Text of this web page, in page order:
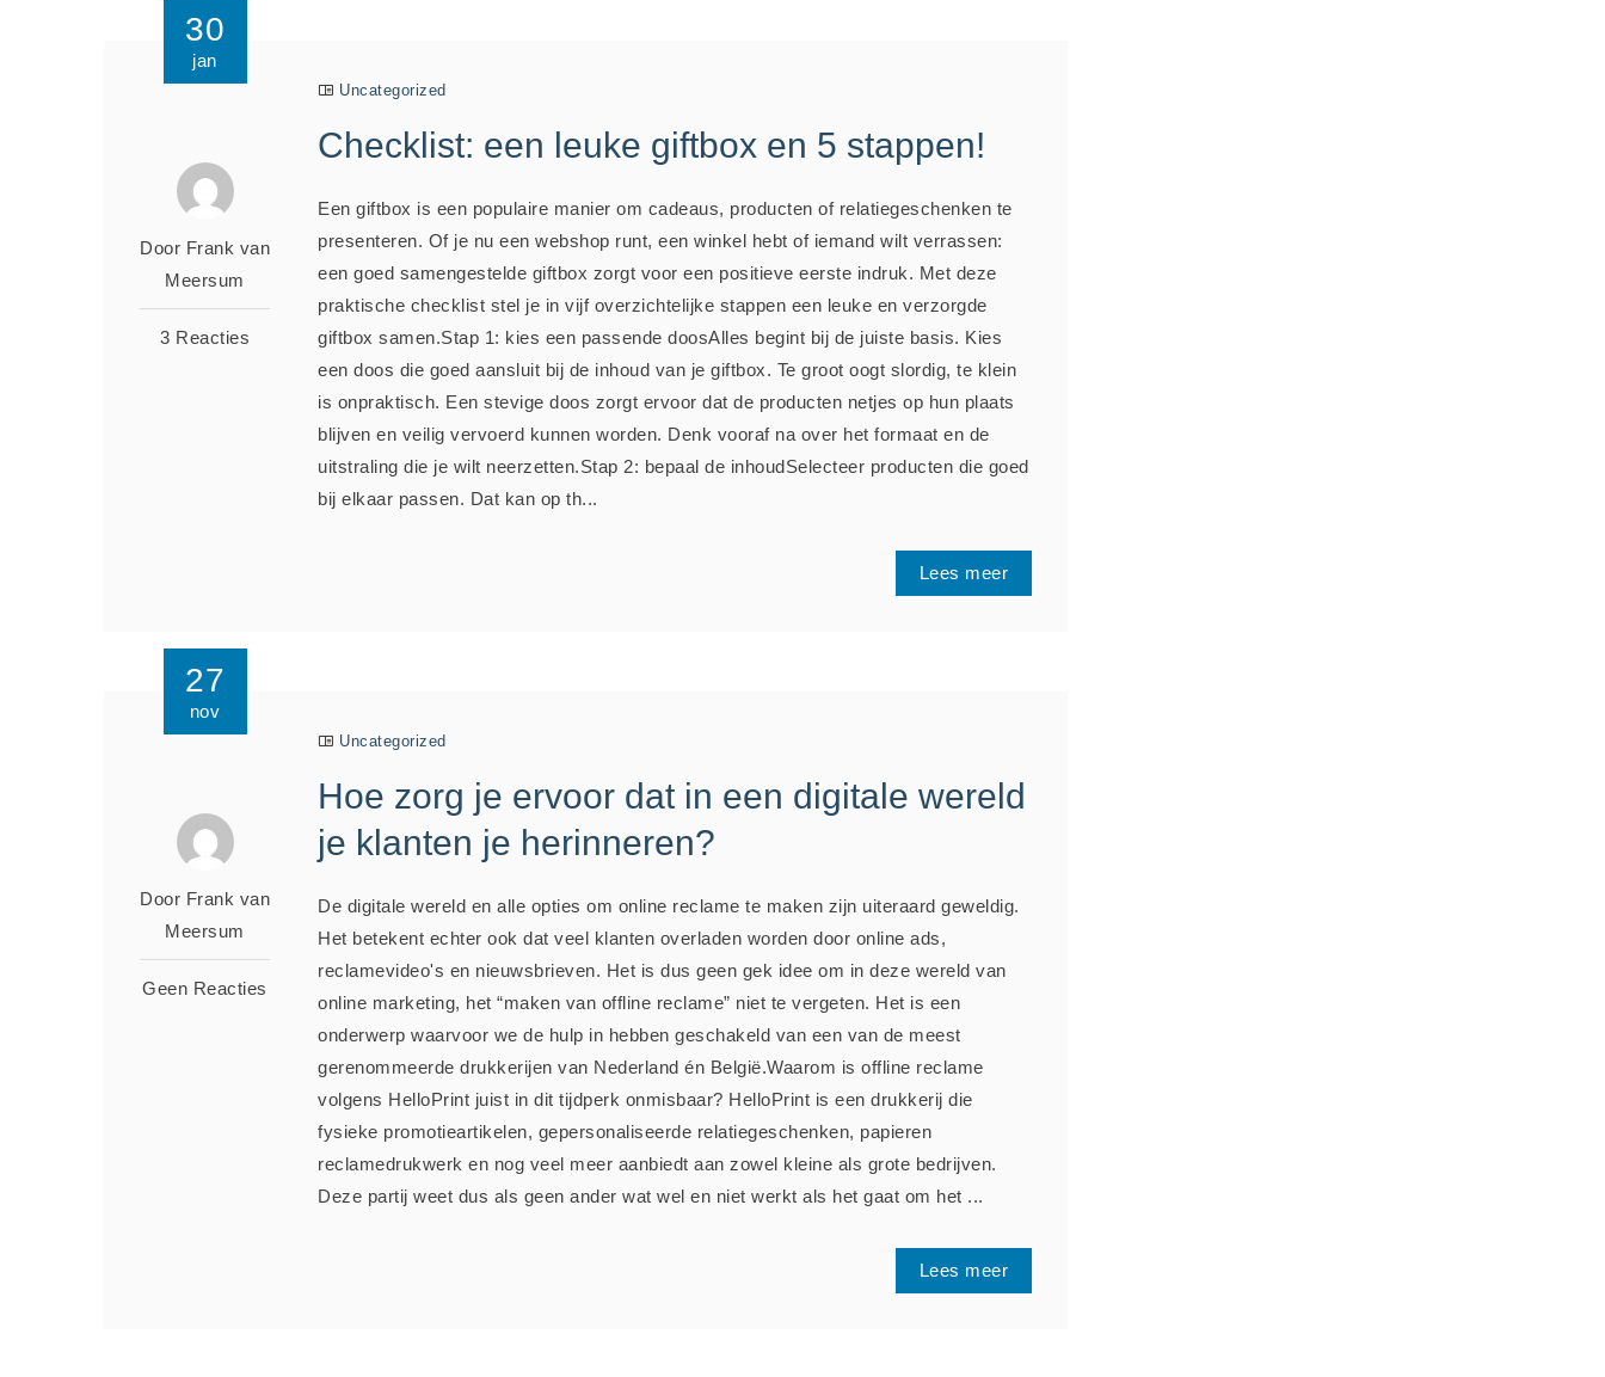
30
jan
Door Frank van
Meersum
3 Reacties
Uncategorized
Checklist: een leuke giftbox en 5 stappen!
Een giftbox is een populaire manier om cadeaus, producten of relatiegeschenken te
presenteren. Of je nu een webshop runt, een winkel hebt of iemand wilt verrassen:
een goed samengestelde giftbox zorgt voor een positieve eerste indruk. Met deze
praktische checklist stel je in vijf overzichtelijke stappen een leuke en verzorgde
giftbox samen.Stap 1: kies een passende doosAlles begint bij de juiste basis. Kies
een doos die goed aansluit bij de inhoud van je giftbox. Te groot oogt slordig, te klein
is onpraktisch. Een stevige doos zorgt ervoor dat de producten netjes op hun plaats
blijven en veilig vervoerd kunnen worden. Denk vooraf na over het formaat en de
uitstraling die je wilt neerzetten.Stap 2: bepaal de inhoudSelecteer producten die goed
bij elkaar passen. Dat kan op th...
Lees meer
27
nov
Door Frank van
Meersum
Geen Reacties
Uncategorized
Hoe zorg je ervoor dat in een digitale wereld
je klanten je herinneren?
De digitale wereld en alle opties om online reclame te maken zijn uiteraard geweldig.
Het betekent echter ook dat veel klanten overladen worden door online ads,
reclamevideo's en nieuwsbrieven. Het is dus geen gek idee om in deze wereld van
online marketing, het “maken van offline reclame” niet te vergeten. Het is een
onderwerp waarvoor we de hulp in hebben geschakeld van een van de meest
gerenommeerde drukkerijen van Nederland én België.Waarom is offline reclame
volgens HelloPrint juist in dit tijdperk onmisbaar? HelloPrint is een drukkerij die
fysieke promotieartikelen, gepersonaliseerde relatiegeschenken, papieren
reclamedrukwerk en nog veel meer aanbiedt aan zowel kleine als grote bedrijven.
Deze partij weet dus als geen ander wat wel en niet werkt als het gaat om het ...
Lees meer